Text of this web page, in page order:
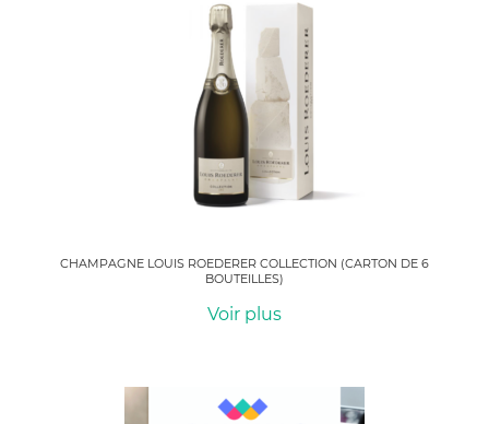
CHAMPAGNE LOUIS ROEDERER COLLECTION (CARTON DE 6
BOUTEILLES)
Voir plus